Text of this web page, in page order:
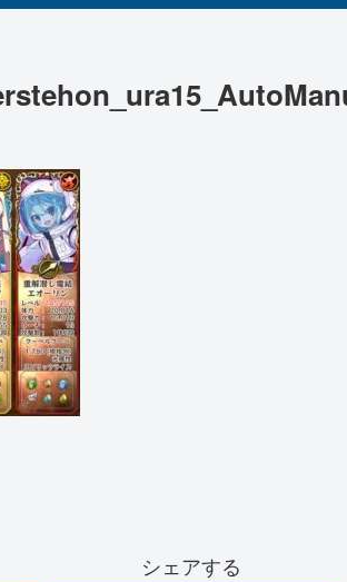
シェアする